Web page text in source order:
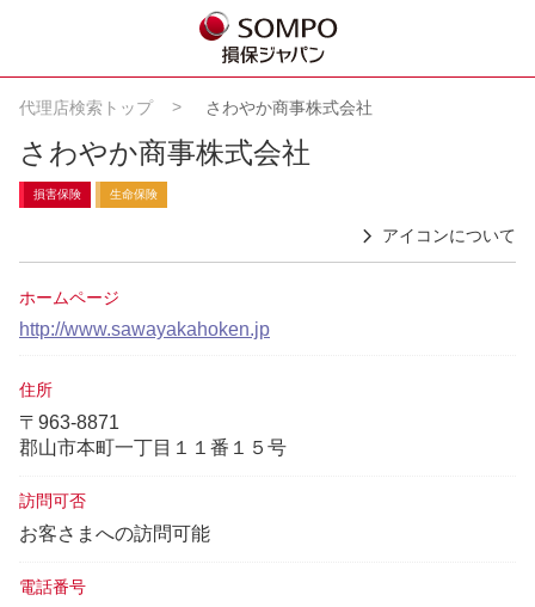
代理店検索トップ さわやか商事株式会社
さわやか商事株式会社
損害保険 生命保険
アイコンについて
ホームページ
http://www.sawayakahoken.jp
住所
〒963-8871
郡山市本町一丁目１１番１５号
訪問可否
お客さまへの訪問可能
電話番号